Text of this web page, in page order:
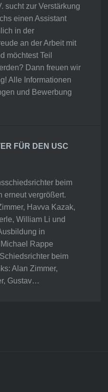
sucht zur Verstärkung
einen Assistant
in der
an der Arbeit mit
möchtest Teil
Dann freuen wir
Alle Informationen
und Bewerbung
FÜR DEN USC
beim
erneut vergrößert.
Havva Kazak,
William Li und
in
Rappe
beim
Alan Zimmer,
Gustav…